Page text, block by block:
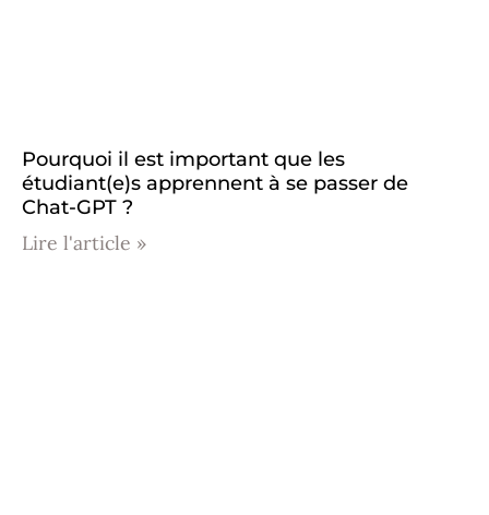
Pourquoi il est important que les
étudiant(e)s apprennent à se passer de
Chat-GPT ?
Lire l'article »